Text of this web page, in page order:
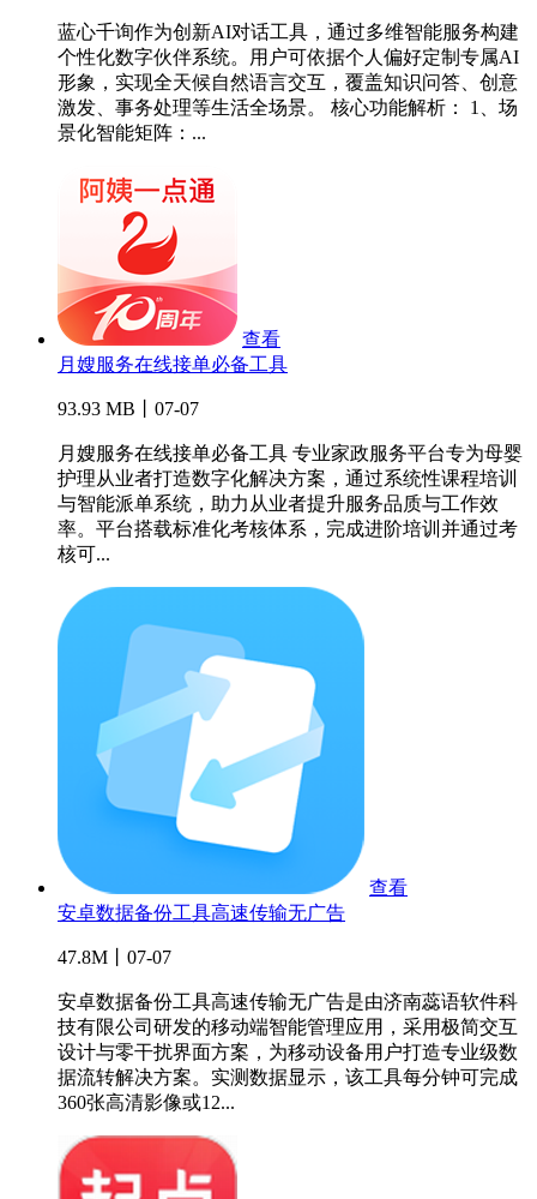
蓝心千询作为创新AI对话工具，通过多维智能服务构建
个性化数字伙伴系统。用户可依据个人偏好定制专属AI
形象，实现全天候自然语言交互，覆盖知识问答、创意
激发、事务处理等生活全场景。 核心功能解析： 1、场
景化智能矩阵：...
查看
月嫂服务在线接单必备工具
93.93 MB丨07-07
月嫂服务在线接单必备工具 专业家政服务平台专为母婴
护理从业者打造数字化解决方案，通过系统性课程培训
与智能派单系统，助力从业者提升服务品质与工作效
率。平台搭载标准化考核体系，完成进阶培训并通过考
核可...
查看
安卓数据备份工具高速传输无广告
47.8M丨07-07
安卓数据备份工具高速传输无广告是由济南蕊语软件科
技有限公司研发的移动端智能管理应用，采用极简交互
设计与零干扰界面方案，为移动设备用户打造专业级数
据流转解决方案。实测数据显示，该工具每分钟可完成
360张高清影像或12...